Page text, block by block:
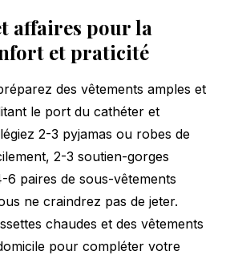
affaires pour la
et praticité
des vêtements amples et
le port du cathéter et
2-3 pyjamas ou robes de
2-3 soutien-gorges
6 paires de sous-vêtements
ne craindrez pas de jeter.
chaudes et des vêtements
pour compléter votre